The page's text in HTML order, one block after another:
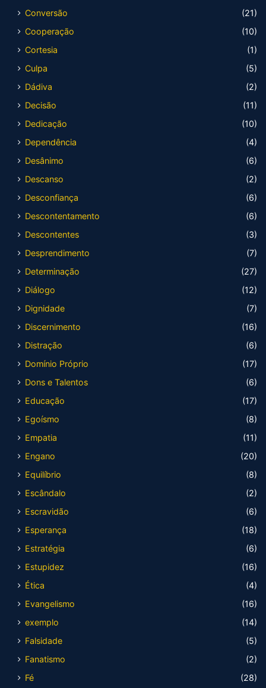
Conversão
(21)
Cooperação
(10)
Cortesia
(1)
Culpa
(5)
Dádiva
(2)
Decisão
(11)
Dedicação
(10)
Dependência
(4)
Desânimo
(6)
Descanso
(2)
Desconfiança
(6)
Descontentamento
(6)
Descontentes
(3)
Desprendimento
(7)
Determinação
(27)
Diálogo
(12)
Dignidade
(7)
Discernimento
(16)
Distração
(6)
Domínio Próprio
(17)
Dons e Talentos
(6)
Educação
(17)
Egoísmo
(8)
Empatia
(11)
Engano
(20)
Equilíbrio
(8)
Escândalo
(2)
Escravidão
(6)
Esperança
(18)
Estratégia
(6)
Estupidez
(16)
Ética
(4)
Evangelismo
(16)
exemplo
(14)
Falsidade
(5)
Fanatismo
(2)
Fé
(28)